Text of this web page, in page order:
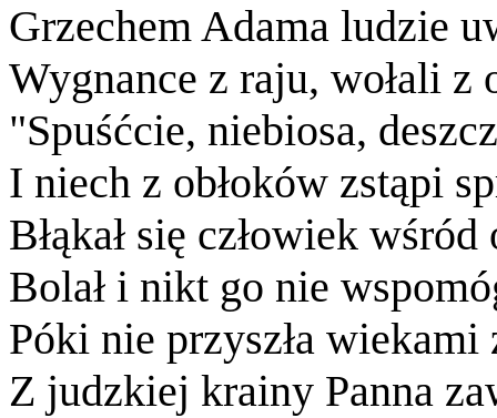
Grzechem Adama ludzie
Wygnance z raju, wołali z
"Spuśćcie, niebiosa,
I niech z obłoków zstąpi
Błąkał się człowiek
Bolał i nikt go nie
Póki nie przyszła wiekami
Z judzkiej krainy Panna